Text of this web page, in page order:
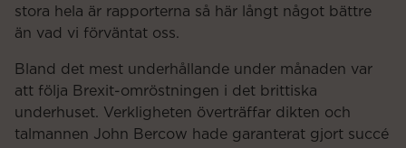
stora hela är rapporterna så här långt något bättre
än vad vi förväntat oss.
Bland det mest underhållande under månaden var
att följa Brexit-omröstningen i det brittiska
underhuset. Verkligheten överträffar dikten och
talmannen John Bercow hade garanterat gjort succé